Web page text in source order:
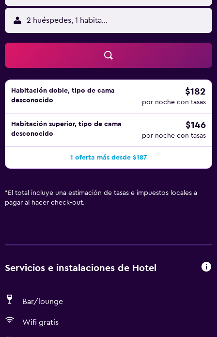
2 huéspedes, 1 habitación
Habitación doble, tipo de cama
desconocido
$182
por noche con tasas
Habitación superior, tipo de cama
desconocido
$146
por noche con tasas
1 oferta más desde $187
* El total incluye una estimación de tasas e impuestos locales a
pagar al hacer check-out.
Servicios e instalaciones de Hotel
Bar/lounge
Wifi gratis